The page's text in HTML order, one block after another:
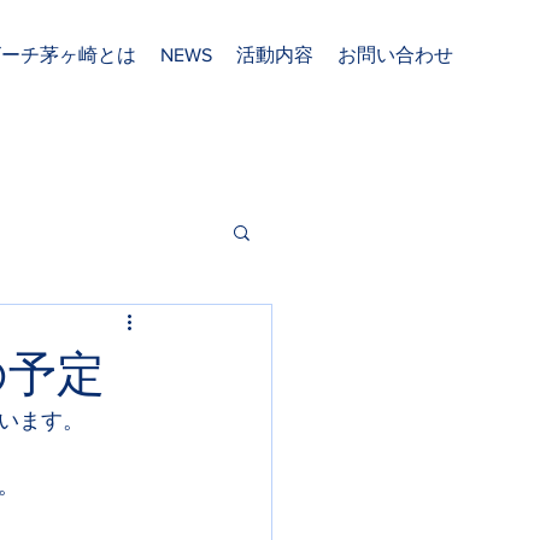
チ茅ヶ崎とは NEWS 活動内容 お問い合わせ
定
す。